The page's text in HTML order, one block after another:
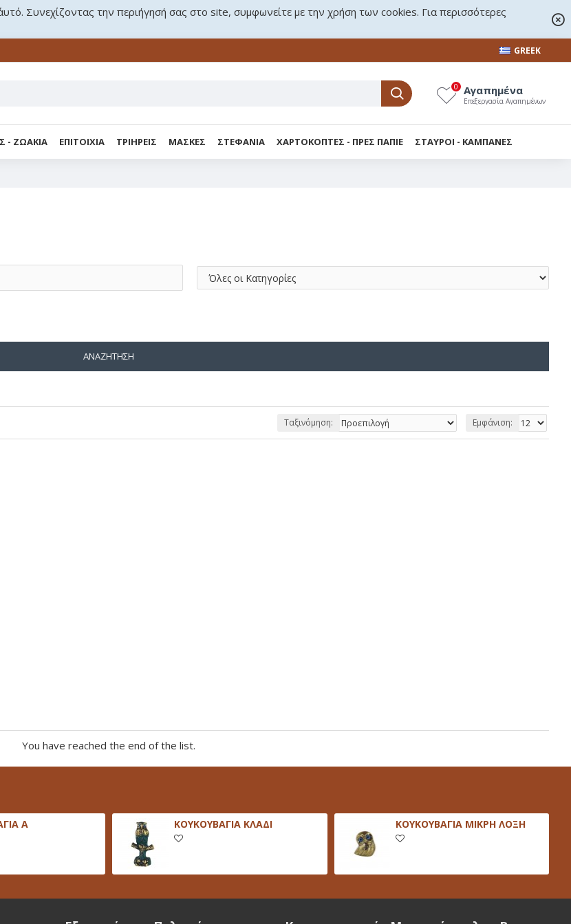
Συνεχίζοντας την περιήγησή σας στο site, συμφωνείτε με την χρήση των cookies. Για περισσότερες
GREEK
Αγαπημένα
Επεξεργασία Αγαπημένων
0
- ΖΩΑΚΙΑ ΕΠΙΤΟΙΧΙΑ ΤΡΙΗΡΕΙΣ ΜΑΣΚΕΣ ΣΤΕΦΑΝΙΑ ΧΑΡΤΟΚΟΠΤΕΣ - ΠΡΕΣ ΠΑΠΙΕ ΣΤΑΥΡΟΙ - KΑΜΠΑΝΕΣ
ΑΝΑΖΉΤΗΣΗ
Ταξινόμηση: Εμφάνιση:
You have reached the end of the list.
Α ΚΟΥΚΟΥΒΑΓΙΑ ΚΛΑΔΙ ΚΟΥΚΟΥΒΑΓΙΑ ΜΙΚΡΗ ΛΟΞΗ